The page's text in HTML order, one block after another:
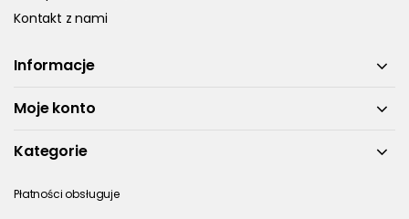
Kontakt z nami
Informacje
Moje konto
Kategorie
Płatności obsługuje